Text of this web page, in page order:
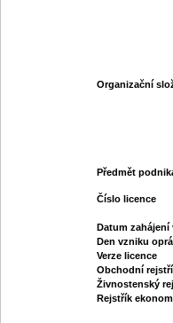
Organizační
Předmět
Číslo licence
Datum
Den vzniku
Verze licence
Obchodní
Živnostenský
Rejstřík